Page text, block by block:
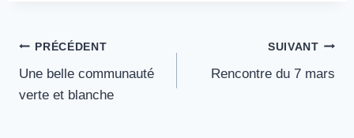
Navigation
de
PRÉCÉDENT
Une belle communauté
verte et blanche
SUIVANT
Rencontre du 7 mars